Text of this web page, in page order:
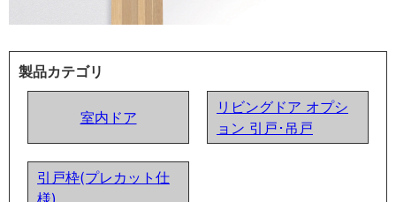
製品カテゴリ
室内ドア
リビングドア オプシ
ョン 引戸･吊戸
引戸枠(プレカット仕
様)